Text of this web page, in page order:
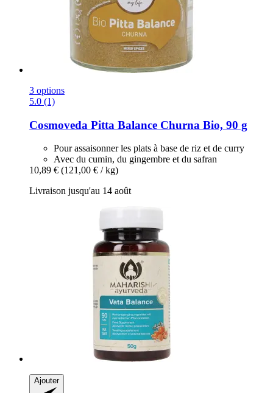
3 options
5.0 (1)
Cosmoveda Pitta Balance Churna Bio, 90 g
Pour assaisonner les plats à base de riz et de curry
Avec du cumin, du gingembre et du safran
10,89 € (121,00 € / kg)
Livraison jusqu'au 14 août
Ajouter